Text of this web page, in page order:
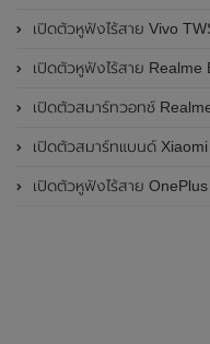
เปิดตัวหูฟังไร้สาย Vivo TWS 3e อย่างเป็นทางการแล้วในประเทศอินเดีย มาพร้
เปิดตัวหูฟังไร้สาย Realme Buds T310 อย่างเป็นทางการในประเทศอินเดีย มาพ
เปิดตัวสมาร์ทวอทช์ Realme Watch S2 อย่างเป็นทางการในประเทศอินเดีย มาพร้อมตัวเรือนสแตนเลส
เปิดตัวสมาร์ทแบนด์ Xiaomi Smart Band 9 อย่างเป็นทางการแล้ว มาพร้อ
เปิดตัวหูฟังไร้สาย OnePlus Nord Buds 3 Pro อย่างเป็นทางการแล้ว มาพร้อ